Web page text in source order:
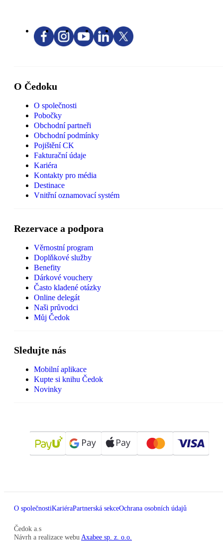
O Čedoku
O společnosti
Pobočky
Obchodní partneři
Obchodní podmínky
Pojištění CK
Fakturační údaje
Kariéra
Kontakty pro média
Destinace
Vnitřní oznamovací systém
Rezervace a podpora
Věrnostní program
Doplňkové služby
Benefity
Dárkové vouchery
Často kladené otázky
Online delegát
Naši průvodci
Můj Čedok
Sledujte nás
Mobilní aplikace
Kupte si knihu Čedok
Novinky
O společnostiKariéraPartnerská sekceOchrana osobních údajů
Čedok a.s
Návrh a realizace webu Axabee sp. z. o.o.